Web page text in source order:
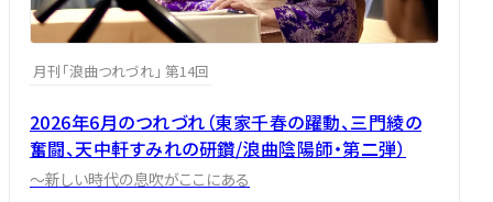
月刊「浪曲つれづれ」 第14回
2026年6月のつれづれ（東家千春の躍動、三門綾の
奮闘、天中軒すみれの研鑽/浪曲陰陽師・第二弾）
～新しい時代の息吹がここにある